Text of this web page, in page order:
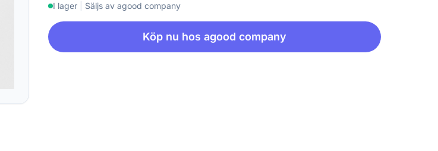
I lager Säljs av agood company
Köp nu hos agood company